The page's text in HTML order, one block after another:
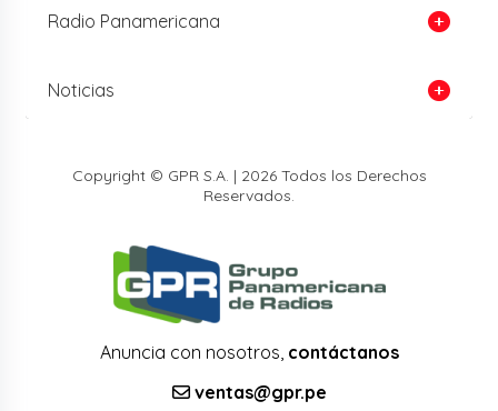
Radio Panamericana
Noticias
Copyright © GPR S.A. | 2026 Todos los Derechos
Reservados.
Anuncia con nosotros, contáctanos
ventas@gpr.pe